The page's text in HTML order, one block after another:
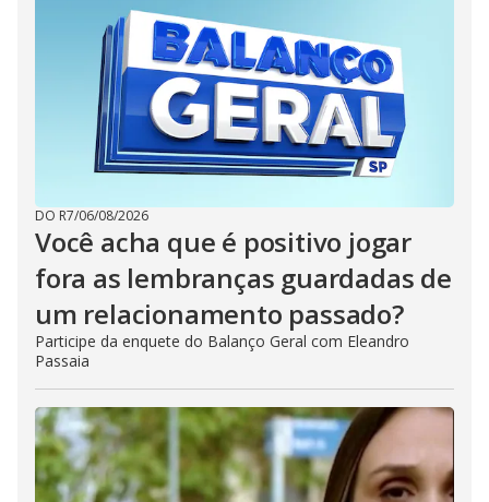
DO R7/06/08/2026
Você acha que é positivo jogar
fora as lembranças guardadas de
um relacionamento passado?
Participe da enquete do Balanço Geral com Eleandro
Passaia